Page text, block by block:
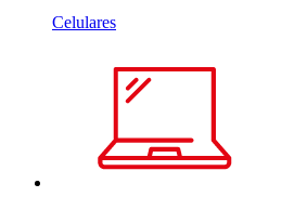
Celulares